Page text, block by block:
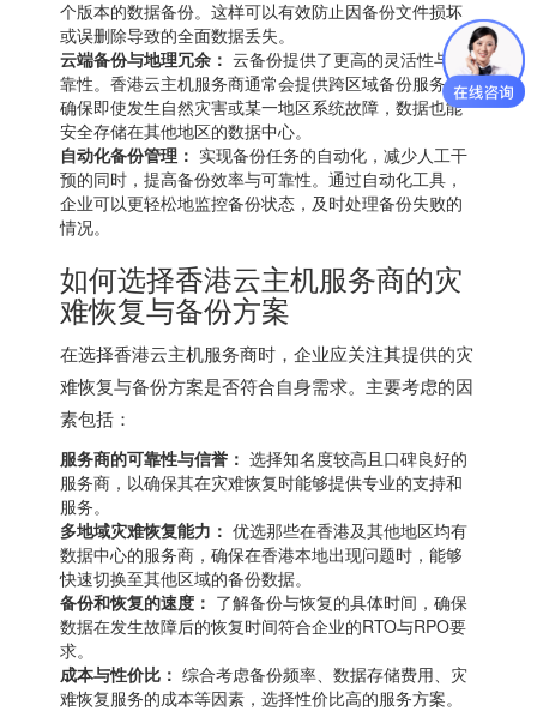
个版本的数据备份。这样可以有效防止因备份文件损坏
或误删除导致的全面数据丢失。
云端备份与地理冗余： 云备份提供了更高的灵活性与可
靠性。香港云主机服务商通常会提供跨区域备份服务，
确保即使发生自然灾害或某一地区系统故障，数据也能
安全存储在其他地区的数据中心。
自动化备份管理： 实现备份任务的自动化，减少人工干
预的同时，提高备份效率与可靠性。通过自动化工具，
企业可以更轻松地监控备份状态，及时处理备份失败的
情况。
如何选择香港云主机服务商的灾
难恢复与备份方案
在选择香港云主机服务商时，企业应关注其提供的灾
难恢复与备份方案是否符合自身需求。主要考虑的因
素包括：
服务商的可靠性与信誉： 选择知名度较高且口碑良好的
服务商，以确保其在灾难恢复时能够提供专业的支持和
服务。
多地域灾难恢复能力： 优选那些在香港及其他地区均有
数据中心的服务商，确保在香港本地出现问题时，能够
快速切换至其他区域的备份数据。
备份和恢复的速度： 了解备份与恢复的具体时间，确保
数据在发生故障后的恢复时间符合企业的RTO与RPO要
求。
成本与性价比： 综合考虑备份频率、数据存储费用、灾
难恢复服务的成本等因素，选择性价比高的服务方案。